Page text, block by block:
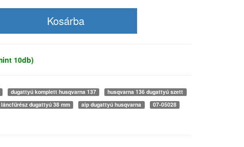
10db)
dugattyú komplett husqvarna 137
husqvarna 136 dugattyú szett
láncfűrész dugattyú 38 mm aip dugattyú husqvarna
07-05028